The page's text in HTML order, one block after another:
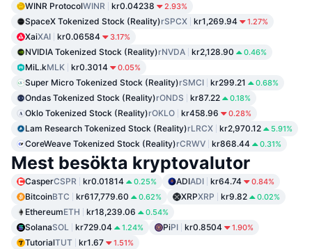
WINR ProtocolWINR kr0.04238 2.93%
SpaceX Tokenized Stock (Reality)rSPCX kr1,269.94 1.27%
XaiXAI kr0.06584 3.17%
NVIDIA Tokenized Stock (Reality)rNVDA kr2,128.90 0.46%
MiL.kMLK kr0.3014 0.05%
Super Micro Tokenized Stock (Reality)rSMCI kr299.21 0.68%
Ondas Tokenized Stock (Reality)rONDS kr87.22 0.18%
Oklo Tokenized Stock (Reality)rOKLO kr458.96 0.28%
Lam Research Tokenized Stock (Reality)rLRCX kr2,970.12 5.91%
CoreWeave Tokenized Stock (Reality)rCRWV kr868.44 0.31%
Mest besökta kryptovalutor
CasperCSPR kr0.01814 0.25% ADIADI kr64.74 0.84%
BitcoinBTC kr617,779.60 0.62% XRPXRP kr9.82 0.02%
EthereumETH kr18,239.06 0.54%
SolanaSOL kr729.04 1.24% PiPI kr0.8504 1.90%
TutorialTUT kr1.67 1.51%